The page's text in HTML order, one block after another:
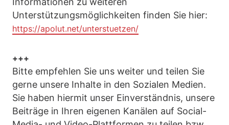
Unterstützungsmöglichkeiten finden Sie hier:
https://apolut.net/unterstuetzen/
+++
Bitte empfehlen Sie uns weiter und teilen Sie
gerne unsere Inhalte in den Sozialen Medien.
Sie haben hiermit unser Einverständnis, unsere
Beiträge in Ihren eigenen Kanälen auf Social-